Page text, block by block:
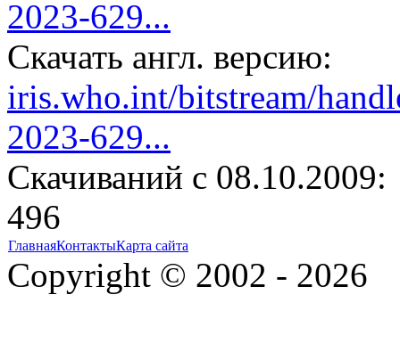
2023-629...
Скачать англ. версию:
iris.who.int/bitstream/
2023-629...
Cкачиваний с 08.10.2009:
496
ГлавнаяКонтактыКарта сайта
Copyright © 2002 - 2026